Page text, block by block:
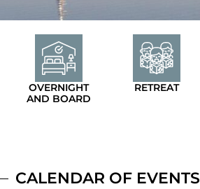
OVERNIGHT
AND BOARD
RETREAT
CALENDAR OF EVENTS